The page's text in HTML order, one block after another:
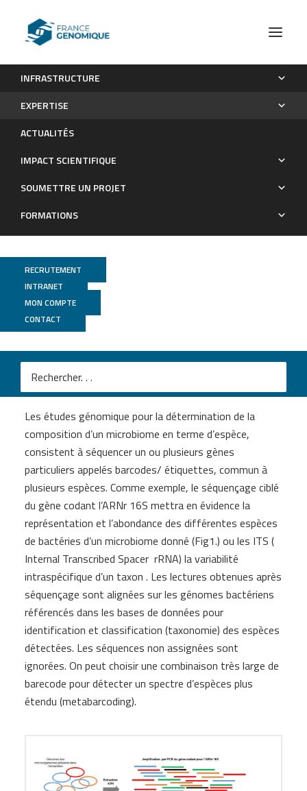
INFRASTRUCTURE
EXPERTISE
ACTUALITÉS
IMPACT SCIENTIFIQUE
SOUMETTRE UN PROJET
FORMATIONS
RECRUTEMENT
INTRANET
MON COMPTE
CONTACT
Métagénomique
Métagénomique sur amplicon
ciblé/barcoding/metabarcoding
Les études génomique pour la détermination de la
composition d’un microbiome en terme d’espèce,
consistent à séquencer un ou plusieurs gènes
particuliers appelés barcodes/ étiquettes, commun à
plusieurs espèces. Comme exemple, le séquençage ciblé
du gène codant l’ARNr 16S mettra en évidence la
représentation et l’abondance des différentes espèces
de bactéries d’un microbiome donné (Fig1.) ou les ITS (
Internal Transcribed Spacer rRNA) la variabilité
intraspécifique d’un taxon . Les lectures obtenues après
séquençage sont alignées sur les génomes bactériens
référencés dans les bases de données pour
identification et classification (taxonomie) des espèces
détectées. Les séquences non assignées sont
ignorées. On peut choisir une combinaison très large de
barecode pour détecter un spectre d’espèces plus
étendu (metabarcoding).